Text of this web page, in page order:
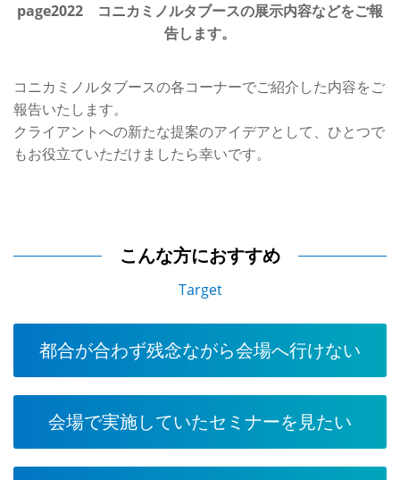
page2022 コニカミノルタブースの展示内容などをご報
告します。
コニカミノルタブースの各コーナーでご紹介した内容をご
報告いたします。
クライアントへの新たな提案のアイデアとして、ひとつで
もお役立ていただけましたら幸いです。
こんな方におすすめ
Target
都合が合わず残念ながら会場へ行けない
会場で実施していたセミナーを見たい